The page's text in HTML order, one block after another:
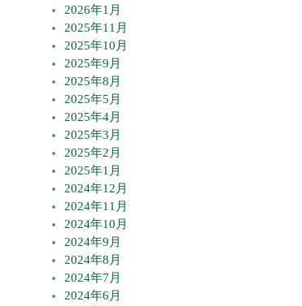
2026年1月
2025年11月
2025年10月
2025年9月
2025年8月
2025年5月
2025年4月
2025年3月
2025年2月
2025年1月
2024年12月
2024年11月
2024年10月
2024年9月
2024年8月
2024年7月
2024年6月